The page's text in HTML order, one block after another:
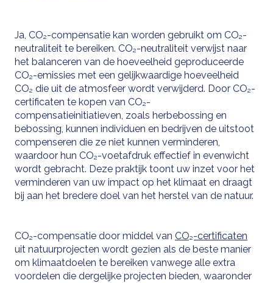
Ja, CO₂-compensatie kan worden gebruikt om CO₂-
neutraliteit te bereiken. CO₂-neutraliteit verwijst naar
het balanceren van de hoeveelheid geproduceerde
CO₂-emissies met een gelijkwaardige hoeveelheid
CO₂ die uit de atmosfeer wordt verwijderd. Door CO₂-
certificaten te kopen van CO₂-
compensatieinitiatieven, zoals herbebossing en
bebossing, kunnen individuen en bedrijven de uitstoot
compenseren die ze niet kunnen verminderen,
waardoor hun CO₂-voetafdruk effectief in evenwicht
wordt gebracht. Deze praktijk toont uw inzet voor het
verminderen van uw impact op het klimaat en draagt
bij aan het bredere doel van het herstel van de natuur.
CO₂-compensatie door middel van CO₂-certificaten
uit natuurprojecten wordt gezien als de beste manier
om klimaatdoelen te bereiken vanwege alle extra
voordelen die dergelijke projecten bieden, waaronder